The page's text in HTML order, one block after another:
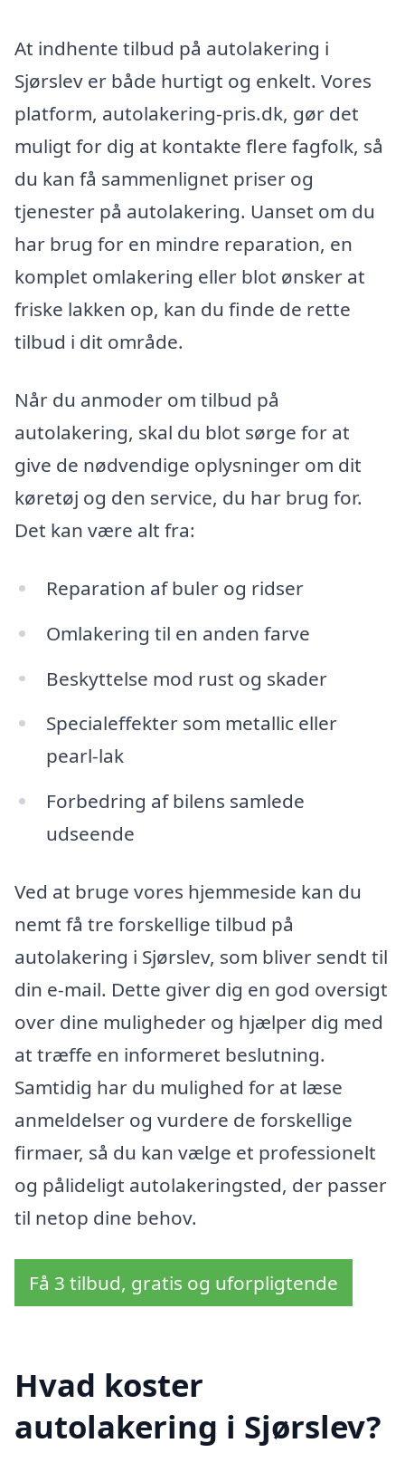
At indhente tilbud på autolakering i
Sjørslev er både hurtigt og enkelt. Vores
platform, autolakering-pris.dk, gør det
muligt for dig at kontakte flere fagfolk, så
du kan få sammenlignet priser og
tjenester på autolakering. Uanset om du
har brug for en mindre reparation, en
komplet omlakering eller blot ønsker at
friske lakken op, kan du finde de rette
tilbud i dit område.
Når du anmoder om tilbud på
autolakering, skal du blot sørge for at
give de nødvendige oplysninger om dit
køretøj og den service, du har brug for.
Det kan være alt fra:
Reparation af buler og ridser
Omlakering til en anden farve
Beskyttelse mod rust og skader
Specialeffekter som metallic eller
pearl-lak
Forbedring af bilens samlede
udseende
Ved at bruge vores hjemmeside kan du
nemt få tre forskellige tilbud på
autolakering i Sjørslev, som bliver sendt til
din e-mail. Dette giver dig en god oversigt
over dine muligheder og hjælper dig med
at træffe en informeret beslutning.
Samtidig har du mulighed for at læse
anmeldelser og vurdere de forskellige
firmaer, så du kan vælge et professionelt
og pålideligt autolakeringsted, der passer
til netop dine behov.
Få 3 tilbud, gratis og uforpligtende
Hvad koster
autolakering i Sjørslev?